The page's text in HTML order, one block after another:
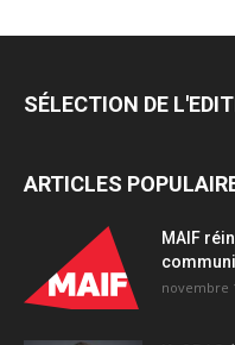
SÉLECTION DE
ARTICLES
MAIF
novembre